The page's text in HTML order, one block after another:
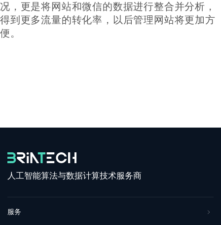
况，更是将网站和微信的数据进行整合并分析，
得到更多流量的转化率，以后管理网站将更加方
便。
人工智能算法与数据计算技术服务商
服务